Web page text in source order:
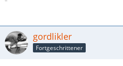
gordlikler
Fortgeschrittener